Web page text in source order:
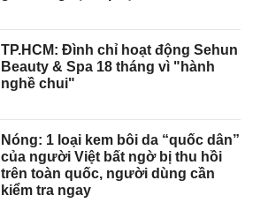
TP.HCM: Đình chỉ hoạt động Sehun
Beauty & Spa 18 tháng vì "hành
nghề chui"
Nóng: 1 loại kem bôi da “quốc dân”
của người Việt bất ngờ bị thu hồi
trên toàn quốc, người dùng cần
kiểm tra ngay